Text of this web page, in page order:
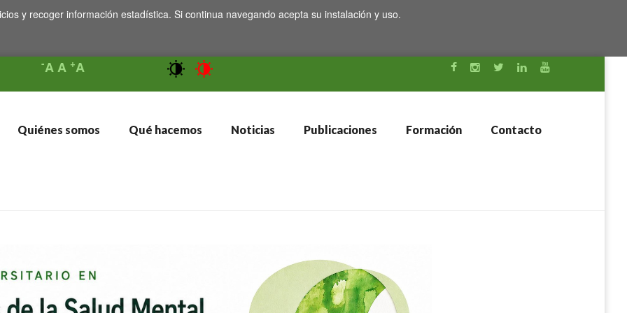
y recoger información estadística. Si continua navegando acepta su instalación y uso.
-AA +A
Quiénes somos Qué hacemos Noticias Publicaciones Formación Contacto